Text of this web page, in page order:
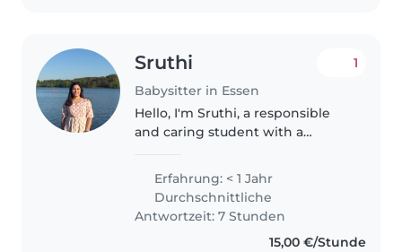
Sruthi
Babysitter in Essen
1
Hello, I'm Sruthi, a responsible
and caring student with a
structured environment where
children feel comfortable and
secure...
Erfahrung: < 1 Jahr
Durchschnittliche
Antwortzeit: 7 Stunden
15,00 €/Stunde